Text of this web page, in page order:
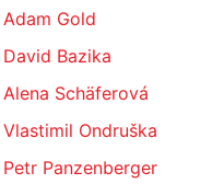
Adam Gold
David Bazika
Alena Schäferová
Vlastimil Ondruška
Petr Panzenberger